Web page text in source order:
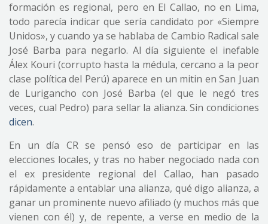
formación es regional, pero en El Callao, no en Lima,
todo parecía indicar que sería candidato por «Siempre
Unidos», y cuando ya se hablaba de Cambio Radical sale
José Barba para negarlo. Al día siguiente el inefable
Álex Kouri (corrupto hasta la médula, cercano a la peor
clase política del Perú) aparece en un mitin en San Juan
de Lurigancho con José Barba (el que le negó tres
veces, cual Pedro) para sellar la alianza. Sin condiciones
dicen.
En un día CR se pensó eso de participar en las
elecciones locales, y tras no haber negociado nada con
el ex presidente regional del Callao, han pasado
rápidamente a entablar una alianza, qué digo alianza, a
ganar un prominente nuevo afiliado (y muchos más que
vienen con él) y, de repente, a verse en medio de la